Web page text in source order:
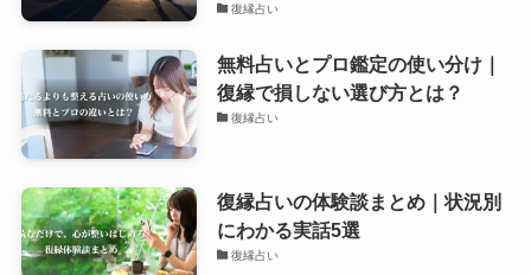
復縁占い
無料占いとプロ鑑定の使い分け｜
復縁で損しない選び方とは？
復縁占い
復縁占いの体験談まとめ｜状況別
にわかる実話5選
復縁占い